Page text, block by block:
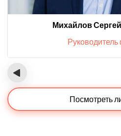
Михайлов
‹
Посмотреть